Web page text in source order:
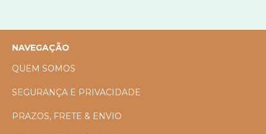
NAVEGAÇÃO
QUEM SOMOS
SEGURANÇA E PRIVACIDADE
PRAZOS, FRETE & ENVIO